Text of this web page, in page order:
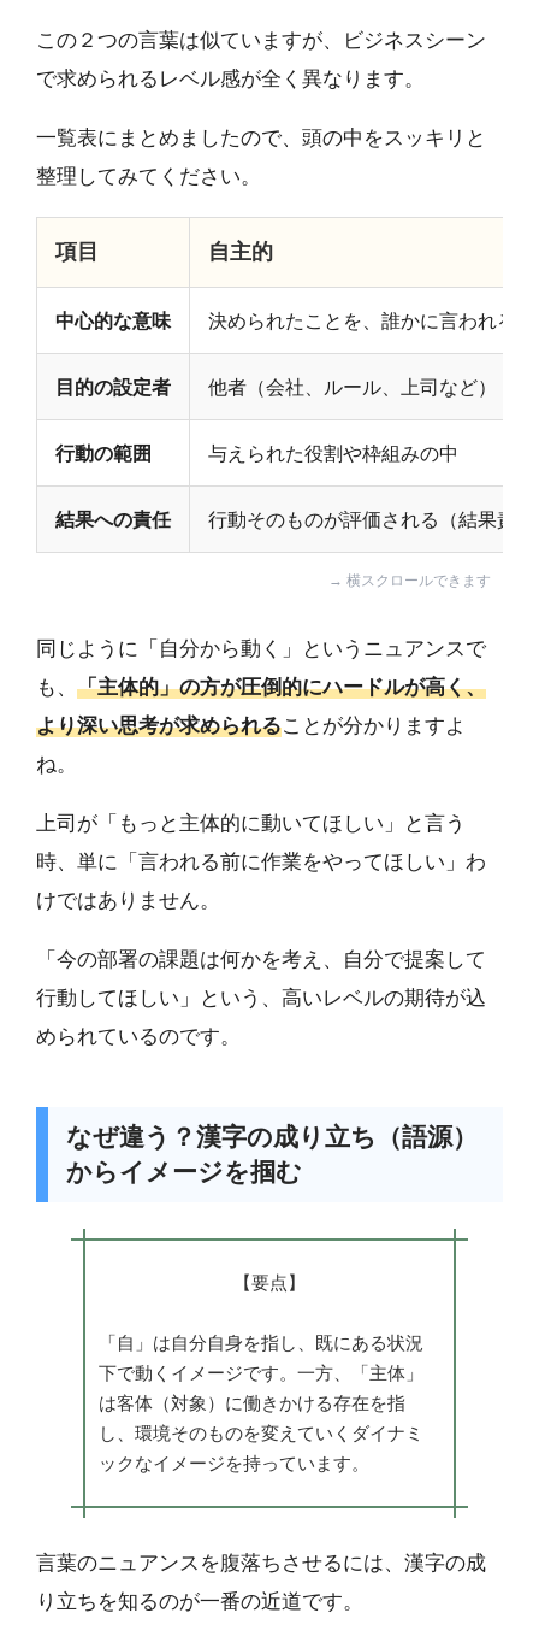
この２つの言葉は似ていますが、ビジネスシーン
で求められるレベル感が全く異なります。
一覧表にまとめましたので、頭の中をスッキリと
整理してみてください。
項目 自主的
中心的な意味 決められたことを、誰かに言われる
目的の設定者 他者（会社、ルール、上司など）
行動の範囲 与えられた役割や枠組みの中
結果への責任 行動そのものが評価される（結果責
同じように「自分から動く」というニュアンスで
も、 「主体的」の方が圧倒的にハードルが高く、
より深い思考が求められることが分かりますよ
ね。
上司が「もっと主体的に動いてほしい」と言う
時、単に「言われる前に作業をやってほしい」わ
けではありません。
「今の部署の課題は何かを考え、自分で提案して
行動してほしい」という、高いレベルの期待が込
められているのです。
なぜ違う？漢字の成り立ち（語源）
からイメージを掴む
【要点】
「自」は自分自身を指し、既にある状況
下で動くイメージです。一方、「主体」
は客体（対象）に働きかける存在を指
し、環境そのものを変えていくダイナミ
ックなイメージを持っています。
言葉のニュアンスを腹落ちさせるには、漢字の成
り立ちを知るのが一番の近道です。